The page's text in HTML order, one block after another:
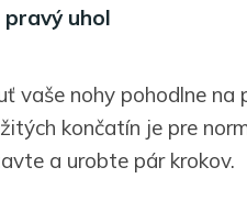
uhol
vaše nohy pohodlne
končatín je pre
a urobte pár krokov.